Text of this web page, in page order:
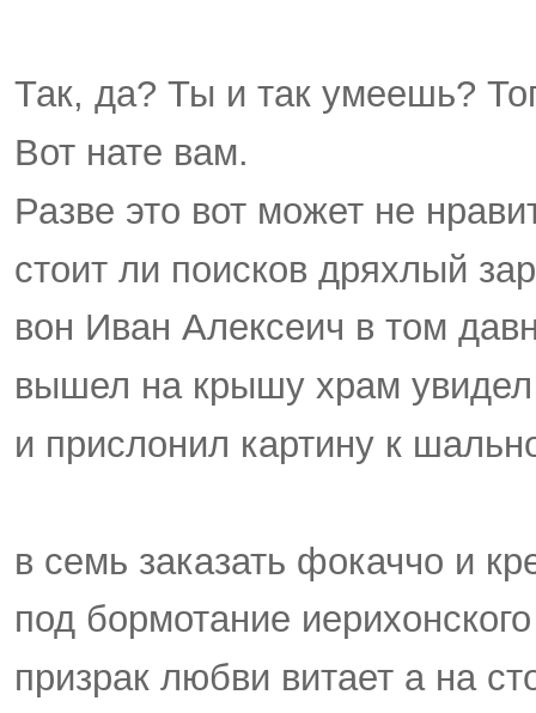
Так, да? Ты и так умеешь?
Вот нате вам.
Разве это вот может не
стоит ли поисков дряхлый
вон Иван Алексеич в том
вышел на крышу храм
и прислонил картину к
в семь заказать фокаччо и
под бормотание
призрак любви витает а на